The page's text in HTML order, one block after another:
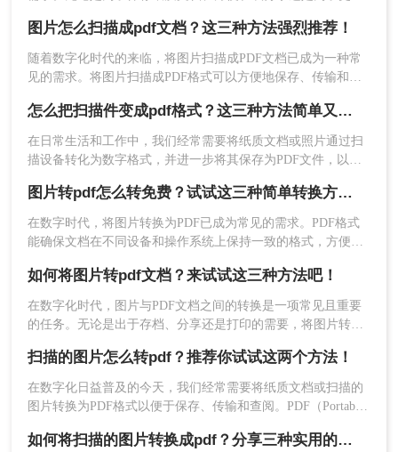
PDF转换后文件大小有要求，可在自定义转换设置
中，进行【页面大小】的参数调整。
页面大小为原尺寸转成的PDF文件则占满整个PDF
页面，文件就会越大。
页面大小选择A3/A4模式，图片转PDF页面则会按
A3/A4大小尺寸展示，文件就会越小。
么扫描图片转pdf怎么转呢？本文将介绍三种高效的转换方法，
帮助大家轻松实现扫描图片到PDF的转换。
图片怎么扫描成pdf文档？这三种方法强烈推荐！
随着数字化时代的来临，将图片扫描成PDF文档已成为一种常
见的需求。将图片扫描成PDF格式可以方便地保存、传输和打
描成pdf文档方法。
怎么把扫描件变成pdf格式？这三种方法简单又实用！
在日常生活和工作中，我们经常需要将纸质文档或照片通过扫
描设备转化为数字格式，并进一步将其保存为PDF文件，以便
将介绍三种将扫描件转换成PDF格式的方法。
图片转pdf怎么转免费？试试这三种简单转换方法！
在数字时代，将图片转换为PDF已成为常见的需求。PDF格式
能确保文档在不同设备和操作系统上保持一致的格式，方便传
绍三种简单、免费的图片转PDF方法，帮助您轻松完成格式转
换。
如何将图片转pdf文档？来试试这三种方法吧！
​在数字化时代，图片与PDF文档之间的转换是一项常见且重要
的任务。无论是出于存档、分享还是打印的需要，将图片转换
本文将详细介绍几种实现图片转PDF的方法，帮助读者轻松完
成转换过程。
扫描的图片怎么转pdf？推荐你试试这两个方法！
在数字化日益普及的今天，我们经常需要将纸质文档或扫描的
图片转换为PDF格式以便于保存、传输和查阅。PDF（Portable
读性和保持原始格式不变等优点。那么扫描的图片怎么转pdf
如何将扫描的图片转换成pdf？分享三种实用的方法！